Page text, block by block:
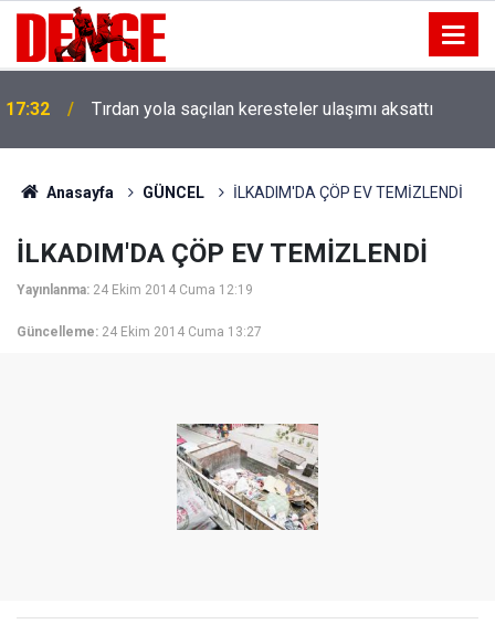
17:32 Tırdan yola saçılan keresteler ulaşımı aksattı
Anasayfa GÜNCEL İLKADIM'DA ÇÖP EV TEMİZLENDİ
İLKADIM'DA ÇÖP EV TEMİZLENDİ
Yayınlanma: 24 Ekim 2014 Cuma 12:19
Güncelleme: 24 Ekim 2014 Cuma 13:27